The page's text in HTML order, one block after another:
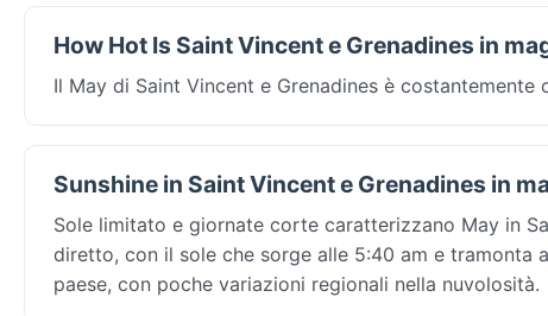
How Hot Is Saint Vincent e Grenadines in
Il May di Saint Vincent e Grenadines è
Sunshine in Saint Vincent e Grenadines in
Sole limitato e giornate corte caratterizzano May in
diretto, con il sole che sorge alle 5:40 am e
paese, con poche variazioni regionali nella nuvolosità.